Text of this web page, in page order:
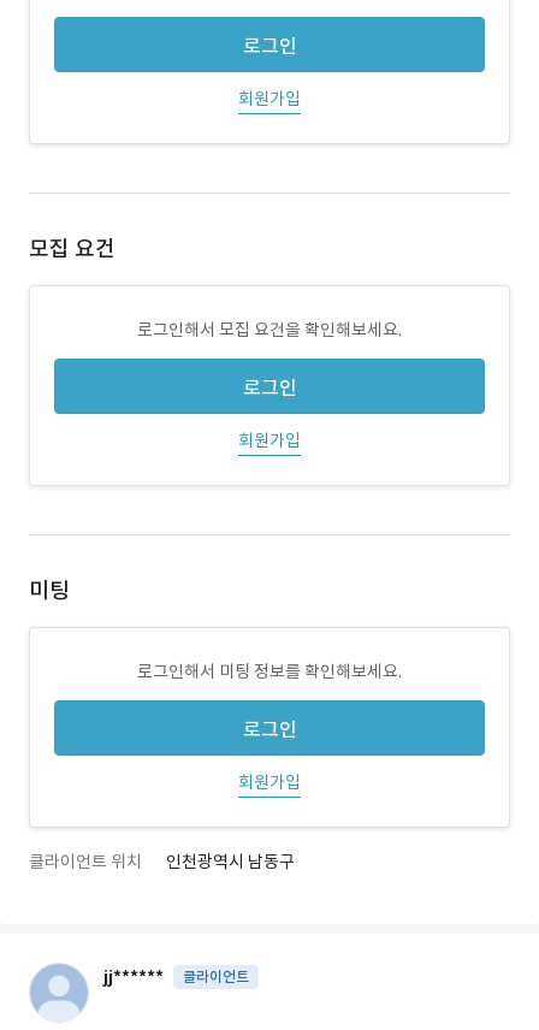
로그인
회원가입
모집 요건
로그인해서 모집 요건을 확인해보세요.
로그인
회원가입
미팅
로그인해서 미팅 정보를 확인해보세요.
로그인
회원가입
클라이언트 위치 인천광역시 남동구
jj****** 클라이언트